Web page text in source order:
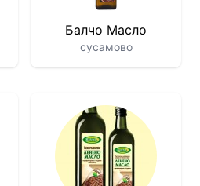
Балчо Масло
сусамово